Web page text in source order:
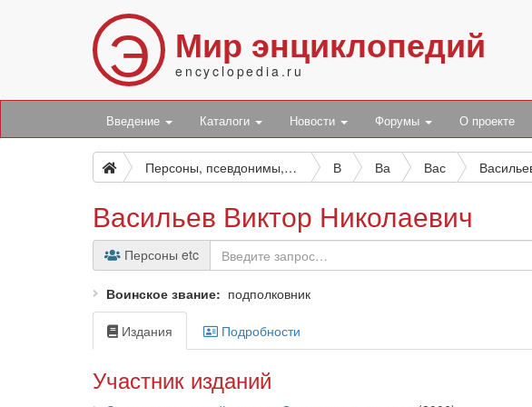
Э Мир энциклопедий
encyclopedia.ru
Введение Каталоги Новости Форумы О проекте
Персоны, псевдонимы, персонажи и боты В Ва Вас
Васильев Виктор Николаевич
Персоны etc
Воинское звание подполковник
Издания Подробности
Участник изданий